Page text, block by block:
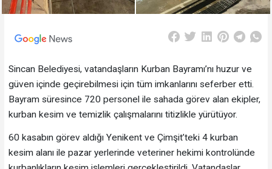
Sincan Belediyesi, vatandaşların Kurban Bayramı’nı huzur ve
güven içinde geçirebilmesi için tüm imkanlarını seferber etti.
Bayram süresince 720 personel ile sahada görev alan ekipler,
kurban kesim ve temizlik çalışmalarını titizlikle yürütüyor.
60 kasabın görev aldığı Yenikent ve Çimşit’teki 4 kurban
kesim alanı ile pazar yerlerinde veteriner hekimi kontrolünde